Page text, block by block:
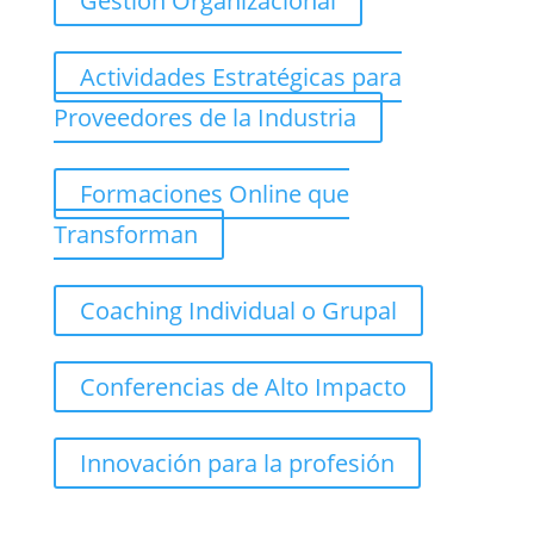
Actividades Estratégicas para
Proveedores de la Industria
Formaciones Online que
Transforman
Coaching Individual o Grupal
Conferencias de Alto Impacto
Innovación para la profesión